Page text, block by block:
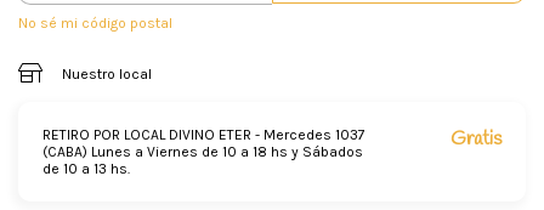
No sé mi código postal
Nuestro local
RETIRO POR LOCAL DIVINO ETER - Mercedes 1037
(CABA) Lunes a Viernes de 10 a 18 hs y Sábados
de 10 a 13 hs.
Gratis